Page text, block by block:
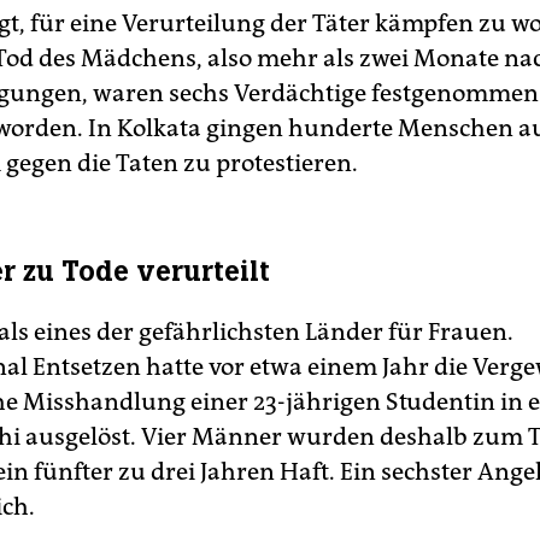
für eine Verurteilung der Täter kämpfen zu
des Mädchens, also mehr als zwei Monate
waren sechs Verdächtige
In Kolkata gingen hunderte Menschen
die Taten zu protestieren.
zu Tode verurteilt
eines der gefährlichsten Länder für Frauen.
Entsetzen hatte vor etwa einem Jahr die
Misshandlung einer 23-jährigen Studentin in
ausgelöst. Vier Männer wurden deshalb zum
fünfter zu drei Jahren Haft. Ein sechster